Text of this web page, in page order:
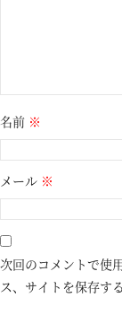
名前 ※
メール ※
次回のコメントで使
ス、サイトを保存する